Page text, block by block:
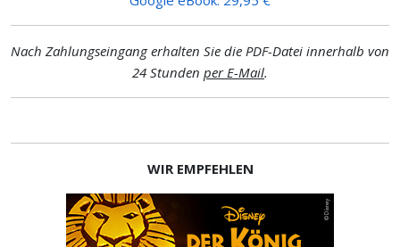
Nach Zahlungseingang erhalten Sie die PDF-Datei innerhalb von
24 Stunden per E-Mail.
WIR EMPFEHLEN